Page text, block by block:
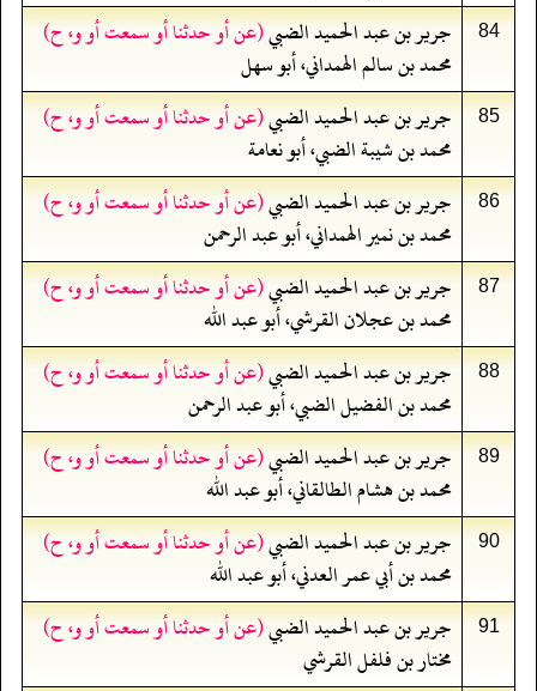
84 جرير بن عبد الحميد الضبي(عن أو حدثنا أو سمعت أو و، ح)
محمد بن سالم الهمداني، أبو سهل
85 جرير بن عبد الحميد الضبي(عن أو حدثنا أو سمعت أو و، ح)
محمد بن شيبة الضبي، أبو نعامة
86 جرير بن عبد الحميد الضبي(عن أو حدثنا أو سمعت أو و، ح)
محمد بن نمير الهمداني، أبو عبد الرحمن
87 جرير بن عبد الحميد الضبي(عن أو حدثنا أو سمعت أو و، ح)
محمد بن عجلان القرشي، أبو عبد الله
88 جرير بن عبد الحميد الضبي(عن أو حدثنا أو سمعت أو و، ح)
محمد بن الفضيل الضبي، أبو عبد الرحمن
89 جرير بن عبد الحميد الضبي(عن أو حدثنا أو سمعت أو و، ح)
محمد بن هشام الطالقاني، أبو عبد الله
90 جرير بن عبد الحميد الضبي(عن أو حدثنا أو سمعت أو و، ح)
محمد بن أبي عمر العدني، أبو عبد الله
91 جرير بن عبد الحميد الضبي(عن أو حدثنا أو سمعت أو و، ح)
مختار بن فلفل القرشي